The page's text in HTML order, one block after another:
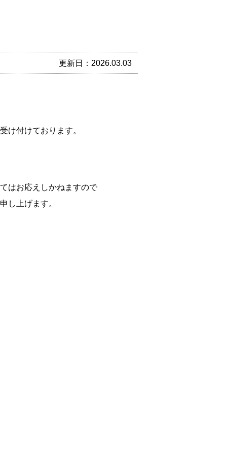
更新日：2026.03.03
け付けております。
はお応えしかねますので
し上げます。